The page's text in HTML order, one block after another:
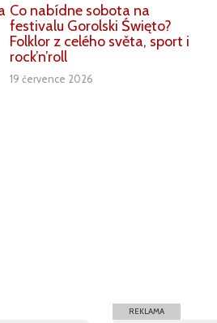
Co nabídne sobota na
festivalu Gorolski Święto?
Folklor z celého světa, sport i
rock’n’roll
19 července 2026
REKLAMA